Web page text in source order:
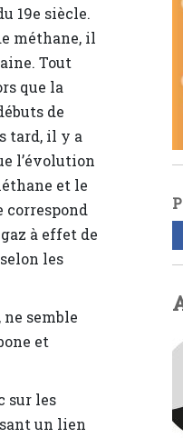
19e siècle.
méthane, il
Tout
que la
de
tard, il y a
l’évolution
et le
correspond
à effet de
les
, ne semble
et
sur les
un lien